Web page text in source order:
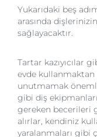
Yukarıdaki beş
arasında
sağlayacaktır.
Tartar kazıyıcılar
evde kullanmaktan
unutmamak
gibi diş
gereken becerileri
alırlar, kendiniz
yaralanmaları gibi